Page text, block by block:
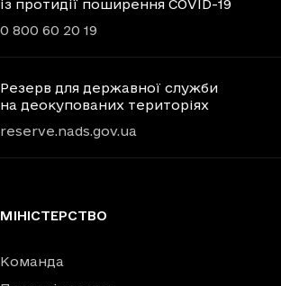
із протидії поширення COVID-19
0 800 60 20 19
Резерв для державної служби
на деокупованих територіях
reserve.nads.gov.ua
МІНІСТЕРСТВО
Команда